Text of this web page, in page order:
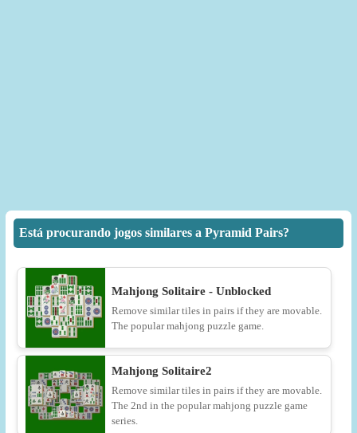
Está procurando jogos similares a Pyramid Pairs?
Mahjong Solitaire - Unblocked
Remove similar tiles in pairs if they are movable.
The popular mahjong puzzle game.
Mahjong Solitaire2
Remove similar tiles in pairs if they are movable.
The 2nd in the popular mahjong puzzle game
series.